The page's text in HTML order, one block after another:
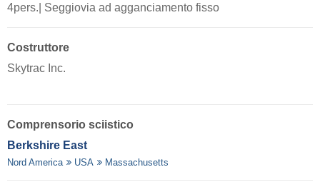
4pers.| Seggiovia ad agganciamento fisso
Costruttore
Skytrac Inc.
Comprensorio sciistico
Berkshire East
Nord America USA Massachusetts